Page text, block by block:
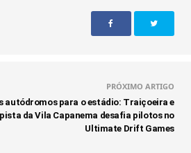
PRÓXIMO ARTIGO
autódromos para o estádio: Traiçoeira e
da Vila Capanema desafia pilotos no
Ultimate Drift Games